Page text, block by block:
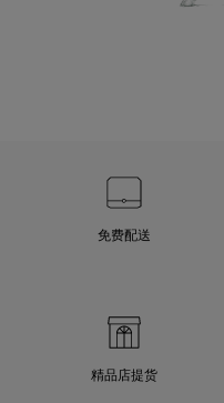
免费配送
精品店提货